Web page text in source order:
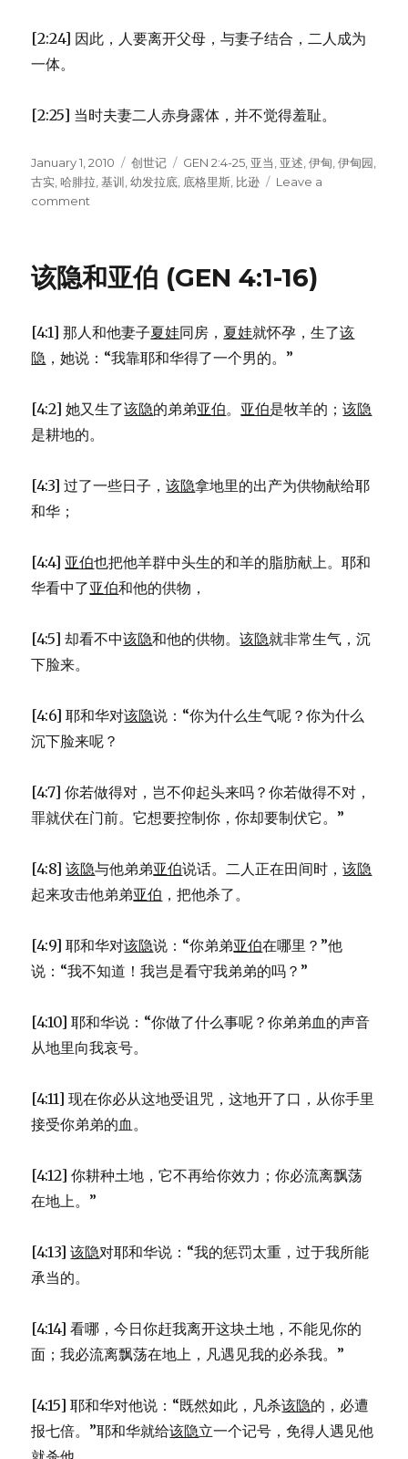
[2:24] 因此，人要离开父母，与妻子结合，二人成为
一体。
[2:25] 当时夫妻二人赤身露体，并不觉得羞耻。
Posted
on
January 1, 2010 Categories
创世记 Tags
GEN 2:4-25 亚当 亚述 ,伊甸 ,伊甸园
古实 ,哈腓拉 ,基训 ,幼发拉底 底格里斯 比逊
Leave a
comment
另
载
(GEN
该隐和亚伯 (GEN 4:1-16)
[4:1] 那人和他妻子夏娃同房， 夏娃就怀孕，生了该
隐 ，她说：“我靠耶和华得了一个男的。”
[4:2] 她又生了该隐的弟弟亚伯。 亚伯是牧羊的；该隐
是耕地的。
[4:3] 过了一些日子，该隐拿地里的出产为供物献给耶
和华；
[4:4] 亚伯也把他羊群中头生的和羊的脂肪献上。耶和
华看中了亚伯和他的供物，
[4:5] 却看不中该隐和他的供物。该隐就非常生气，沉
下脸来。
[4:6] 耶和华对该隐说：“你为什么生气呢？你为什么
沉下脸来呢？
[4:7] 你若做得对，岂不仰起头来吗？你若做得不对，
罪就伏在门前。它想要控制你，你却要制伏它。”
[4:8]该隐与他弟弟亚伯说话。二人正在田间时，该隐
起来攻击他弟弟亚伯 ，把他杀了。
[4:9] 耶和华对该隐说：“你弟弟亚伯在哪里？”他
说：“我不知道！我岂是看守我弟弟的吗？”
[4:10] 耶和华说：“你做了什么事呢？你弟弟血的声音
从地里向我哀号。
[4:11] 现在你必从这地受诅咒，这地开了口，从你手里
接受你弟弟的血。
[4:12] 你耕种土地，它不再给你效力；你必流离飘荡
在地上。”
[4:13]该隐对耶和华说：“我的惩罚太重，过于我所能
承当的。
[4:14] 看哪，今日你赶我离开这块土地，不能见你的
面；我必流离飘荡在地上，凡遇见我的必杀我。”
[4:15] 耶和华对他说：“既然如此，凡杀该隐的，必遭
报七倍。”耶和华就给该隐立一个记号，免得人遇见他